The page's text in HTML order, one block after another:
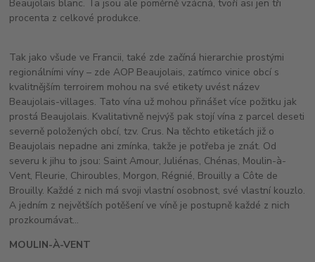
Beaujolais blanc. Ta jsou ale poměrně vzácná, tvoří asi jen tři
procenta z celkové produkce.
Tak jako všude ve Francii, také zde začíná hierarchie prostými
regionálními víny – zde AOP Beaujolais, zatímco vinice obcí s
kvalitnějším terroirem mohou na své etikety uvést název
Beaujolais-villages. Tato vína už mohou přinášet více požitku jak
prostá Beaujolais. Kvalitativně nejvýš pak stojí vína z parcel deseti
severně položených obcí, tzv. Crus. Na těchto etiketách již o
Beaujolais nepadne ani zmínka, takže je potřeba je znát. Od
severu k jihu to jsou: Saint Amour, Juliénas, Chénas, Moulin-à-
Vent, Fleurie, Chiroubles, Morgon, Régnié, Brouilly a Côte de
Brouilly. Každé z nich má svoji vlastní osobnost, své vlastní kouzlo.
A jedním z největších potěšení ve víně je postupně každé z nich
prozkoumávat…
MOULIN-À-VENT